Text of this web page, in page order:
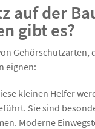
auf der
gibt es?
Gehörschutzarten,
eignen:
kleinen Helfer
Sie sind
Moderne